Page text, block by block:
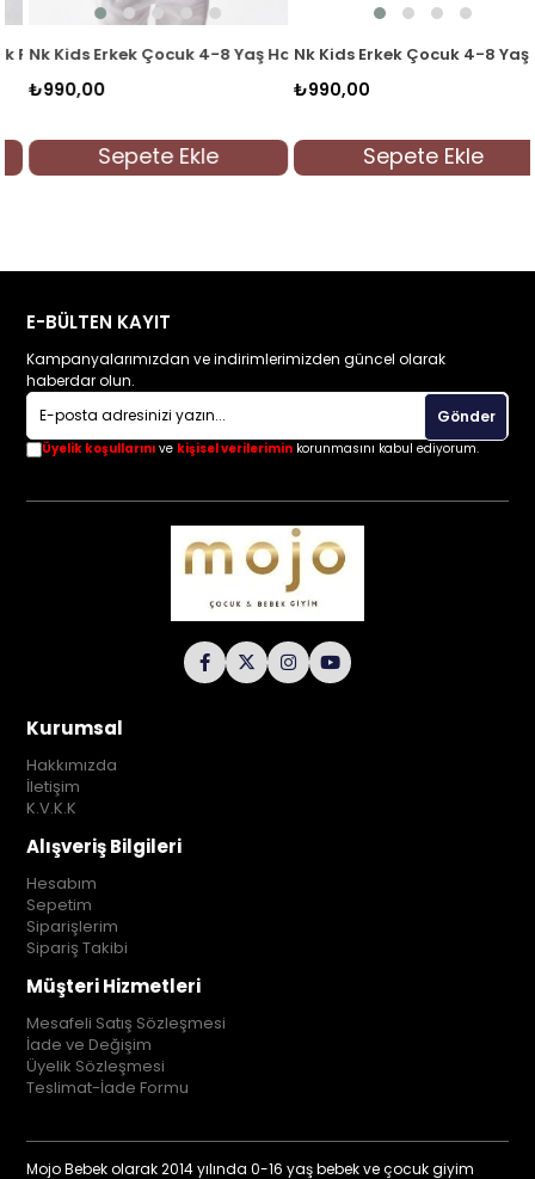
Siyah
Kumaş Kolej Ceket 3225 Lacivert
Nk Kids Erkek Çocuk 4-8 Yaş Hakim Yaka Mevsimlik Ceket
₺990,00
Sepete Ekle
Nk Kids Erkek Çocuk 4-8 Yaş
₺990,00
Sepete Ekle
E-BÜLTEN KAYIT
Kampanyalarımızdan ve indirimlerimizden güncel olarak
haberdar olun.
Gönder
Üyelik koşullarını ve kişisel verilerimin korunmasını kabul ediyorum.
Kurumsal
Hakkımızda
İletişim
K.V.K.K
Alışveriş Bilgileri
Hesabım
Sepetim
Siparişlerim
Sipariş Takibi
Müşteri Hizmetleri
Mesafeli Satış Sözleşmesi
İade ve Değişim
Üyelik Sözleşmesi
Teslimat-İade Formu
Mojo Bebek olarak 2014 yılında 0-16 yaş bebek ve çocuk giyim